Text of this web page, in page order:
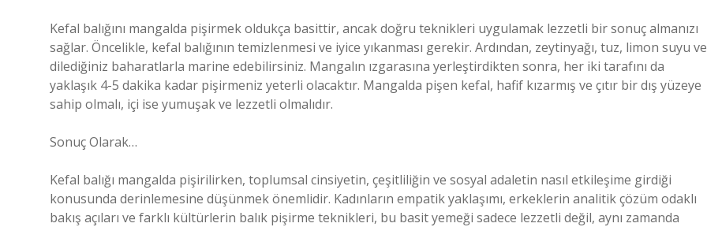
Kefal balığını mangalda pişirmek oldukça basittir, ancak doğru teknikleri uygulamak lezzetli bir sonuç almanızı
sağlar. Öncelikle, kefal balığının temizlenmesi ve iyice yıkanması gerekir. Ardından, zeytinyağı, tuz, limon suyu ve
dilediğiniz baharatlarla marine edebilirsiniz. Mangalın ızgarasına yerleştirdikten sonra, her iki tarafını da
yaklaşık 4-5 dakika kadar pişirmeniz yeterli olacaktır. Mangalda pişen kefal, hafif kızarmış ve çıtır bir dış yüzeye
sahip olmalı, içi ise yumuşak ve lezzetli olmalıdır.
Sonuç Olarak…
Kefal balığı mangalda pişirilirken, toplumsal cinsiyetin, çeşitliliğin ve sosyal adaletin nasıl etkileşime girdiği
konusunda derinlemesine düşünmek önemlidir. Kadınların empatik yaklaşımı, erkeklerin analitik çözüm odaklı
bakış açıları ve farklı kültürlerin balık pişirme teknikleri, bu basit yemeği sadece lezzetli değil, aynı zamanda